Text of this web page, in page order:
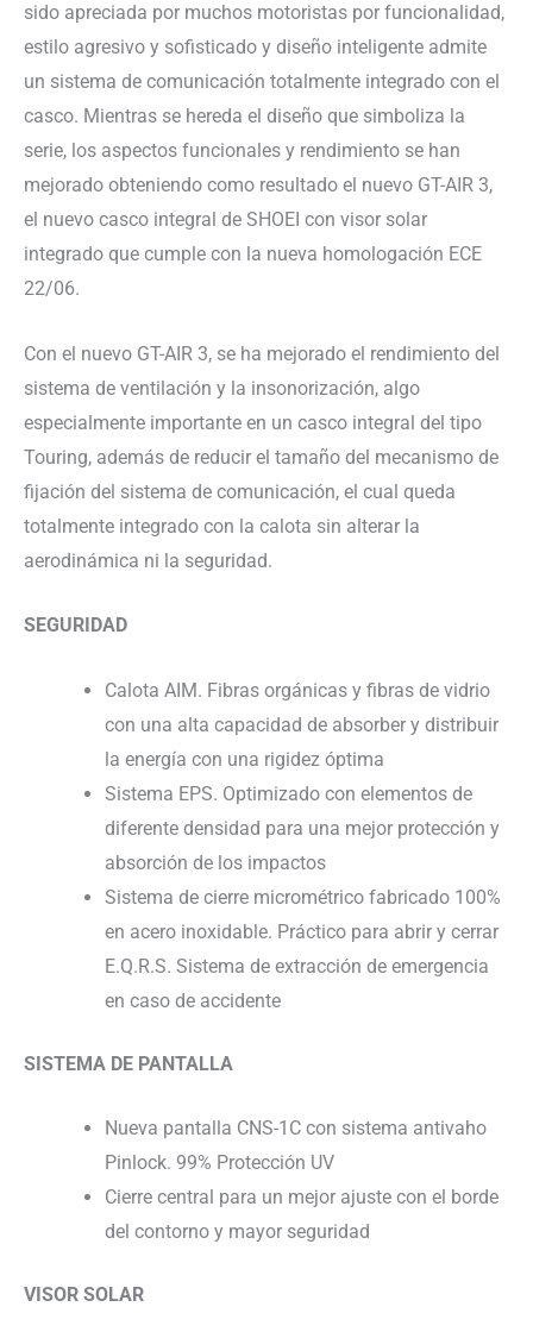
sido apreciada por muchos motoristas por funcionalidad,
estilo agresivo y sofisticado y diseño inteligente admite
un sistema de comunicación totalmente integrado con el
casco. Mientras se hereda el diseño que simboliza la
serie, los aspectos funcionales y rendimiento se han
mejorado obteniendo como resultado el nuevo GT-AIR 3,
el nuevo casco integral de SHOEI con visor solar
integrado que cumple con la nueva homologación ECE
22/06.
Con el nuevo GT-AIR 3, se ha mejorado el rendimiento del
sistema de ventilación y la insonorización, algo
especialmente importante en un casco integral del tipo
Touring, además de reducir el tamaño del mecanismo de
fijación del sistema de comunicación, el cual queda
totalmente integrado con la calota sin alterar la
aerodinámica ni la seguridad.
SEGURIDAD
Calota AIM. Fibras orgánicas y fibras de vidrio
con una alta capacidad de absorber y distribuir
la energía con una rigidez óptima
Sistema EPS. Optimizado con elementos de
diferente densidad para una mejor protección y
absorción de los impactos
Sistema de cierre micrométrico fabricado 100%
en acero inoxidable. Práctico para abrir y cerrar
E.Q.R.S. Sistema de extracción de emergencia
en caso de accidente
SISTEMA DE PANTALLA
Nueva pantalla CNS-1C con sistema antivaho
Pinlock. 99% Protección UV
Cierre central para un mejor ajuste con el borde
del contorno y mayor seguridad
VISOR SOLAR